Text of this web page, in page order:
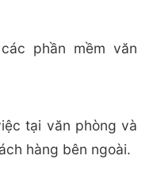
phần mềm văn
tại văn phòng và
hàng bên ngoài.